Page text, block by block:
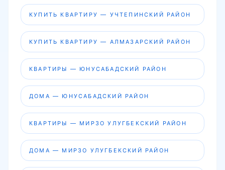
КУПИТЬ КВАРТИРУ — УЧТЕПИНСКИЙ РАЙОН
КУПИТЬ КВАРТИРУ — АЛМАЗАРСКИЙ РАЙОН
КВАРТИРЫ — ЮНУСАБАДСКИЙ РАЙОН
ДОМА — ЮНУСАБАДСКИЙ РАЙОН
КВАРТИРЫ — МИРЗО УЛУГБЕКСКИЙ РАЙОН
ДОМА — МИРЗО УЛУГБЕКСКИЙ РАЙОН